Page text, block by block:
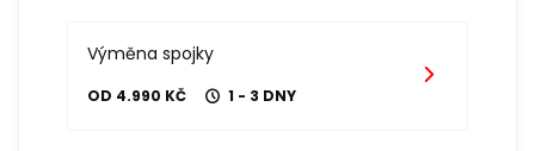
Výměna spojky
OD 4.990 KČ 1 - 3 DNY